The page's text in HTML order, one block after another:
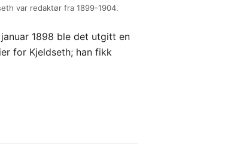
var redaktør fra 1899-1904.
1898 ble det utgitt en
for Kjeldseth; han fikk